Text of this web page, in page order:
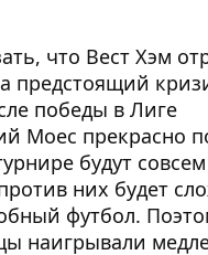
что Вест Хэм
предстоящий
победы в Лиге
Моес прекрасно
будут
них будет
футбол.
наигрывали